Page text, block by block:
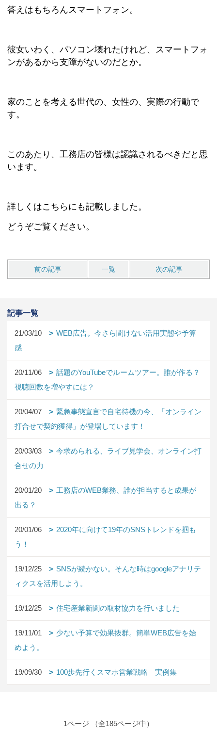
答えはもちろんスマートフォン。
彼女いわく、パソコン壊れたけれど、スマートフォ
ンがあるから支障がないのだとか。
家のことを考える世代の、女性の、実際の行動で
す。
このあたり、工務店の皆様は認識されるべきだと思
います。
詳しくはこちらにも記載しました。
どうぞご覧ください。
前の記事 一覧 次の記事
記事一覧
21/03/10
WEB広告。今さら聞けない活用実態や予算
感
20/11/06
話題のYouTubeでルームツアー。誰が作る？
視聴回数を増やすには？
20/04/07
緊急事態宣言で自宅待機の今、「オンライン
打合せで契約獲得」が登場しています！
20/03/03
今求められる、ライブ見学会、オンライン打
合せの力
20/01/20
工務店のWEB業務、誰が担当すると成果が
出る？
20/01/06
2020年に向けて19年のSNSトレンドを掴も
う！
19/12/25
SNSが続かない。そんな時はgoogleアナリテ
ィクスを活用しよう。
19/12/25 住宅産業新聞の取材協力を行いました
19/11/01
少ない予算で効果抜群。簡単WEB広告を始
めよう。
19/09/30 100歩先行くスマホ営業戦略 実例集
1ページ （全185ページ中）